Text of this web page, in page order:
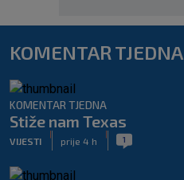
KOMENTAR TJEDNA
KOMENTAR TJEDNA
Stiže nam Texas
VIJESTI prije 4 h 1